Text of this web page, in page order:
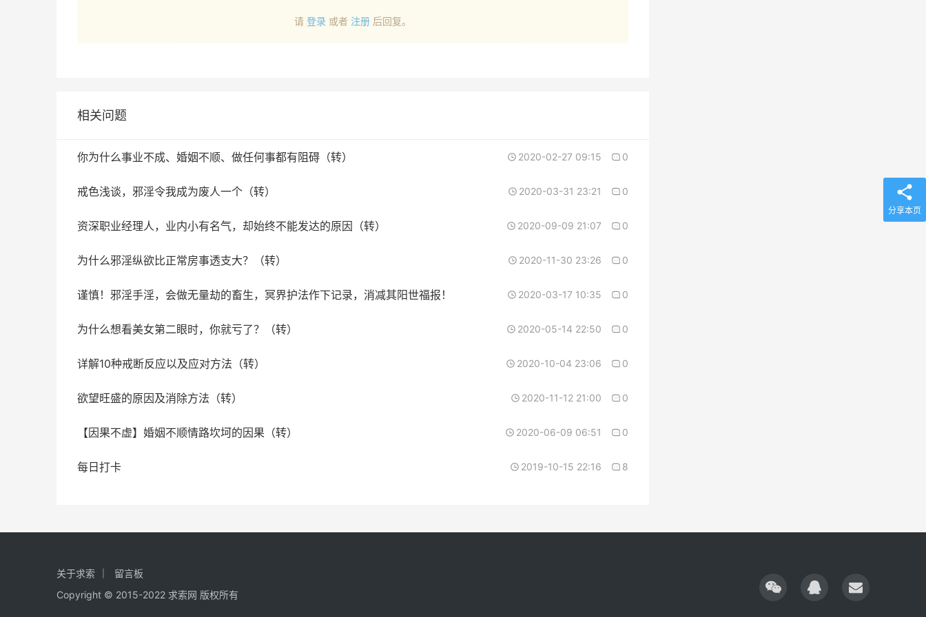
请 登录 或者 注册 后回复。
相关问题
你为什么事业不成、婚姻不顺、做任何事都有阻碍（转） 2020-02-27 09:15 0
戒色浅谈，邪淫令我成为废人一个（转） 2020-03-31 23:21 0
资深职业经理人，业内小有名气，却始终不能发达的原因（转） 2020-09-09 21:07 0
为什么邪淫纵欲比正常房事透支大？（转） 2020-11-30 23:26 0
谨慎！邪淫手淫，会做无量劫的畜生，冥界护法作下记录，消减其阳世福报！ 2020-03-17 10:35 0
为什么想看美女第二眼时，你就亏了？（转） 2020-05-14 22:50 0
详解10种戒断反应以及应对方法（转） 2020-10-04 23:06 0
欲望旺盛的原因及消除方法（转） 2020-11-12 21:00 0
【因果不虚】婚姻不顺情路坎坷的因果（转） 2020-06-09 06:51 0
每日打卡 2019-10-15 22:16 8
关于求索
留言板
Copyright © 2015-2022 求索网 版权所有
分享本页